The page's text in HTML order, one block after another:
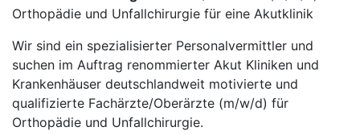
Orthopädie und Unfallchirurgie für eine Akutklinik
Wir sind ein spezialisierter Personalvermittler und
suchen im Auftrag renommierter Akut Kliniken und
Krankenhäuser deutschlandweit motivierte und
qualifizierte Fachärzte/Oberärzte (m/w/d) für
Orthopädie und Unfallchirurgie.